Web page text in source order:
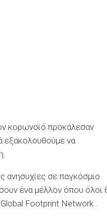
κορωνοϊό προκάλεσαν
εξακολουθούμε να
ανησυχίες σε παγκόσμιο
ένα μέλλον όπου όλοι
Global Footprint Network .